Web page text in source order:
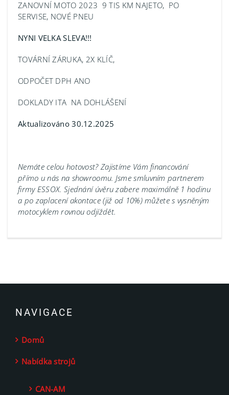
ZANOVNÍ MOTO 2023 9 TIS KM NAJETO, PO
SERVISE, NOVÉ PNEU
NYNI VELKA SLEVA!!!
TOVÁRNÍ ZÁRUKA, 2X KLÍČ,
ODPOČET DPH ANO
DOKLADY ITA NA DOHLÁŠENÍ
Aktualizováno 30.12.2025
Nemáte celou hotovost? Zajistíme Vám financování
přímo u nás na showroomu. Jsme smluvním partnerem
firmy ESSOX. Sjednání úvěru zabere maximálně 1 hodinu
a po zaplacení akontace (již od 10%) můžete s vysněným
motocyklem rovnou odjíždět.
NAVIGACE
Domů
Nabídka strojů
CAN-AM